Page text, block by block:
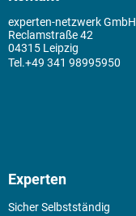
experten-netzwerk GmbH
Reclamstraße 42
04315 Leipzig
+49 341 98995950
Experten
Sicher Selbstständig